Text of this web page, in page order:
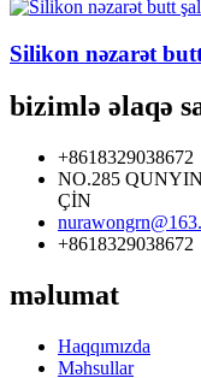
Silikon nəzarət
bizimlə əlaqə
+8618329038672
NO.285
ÇİN
+8618329038672
məlumat
Haqqımızda
Məhsullar